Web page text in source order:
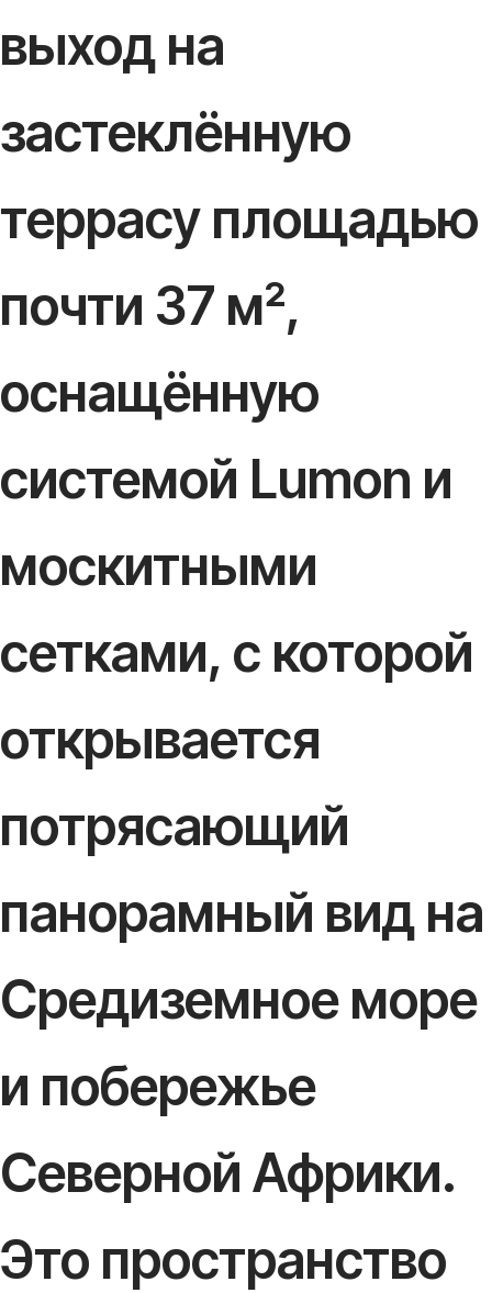
выход на
застеклённую
террасу площадью
почти 37 м²,
оснащённую
системой Lumon и
москитными
сетками, с которой
открывается
потрясающий
панорамный вид на
Средиземное море
и побережье
Северной Африки.
Это пространство